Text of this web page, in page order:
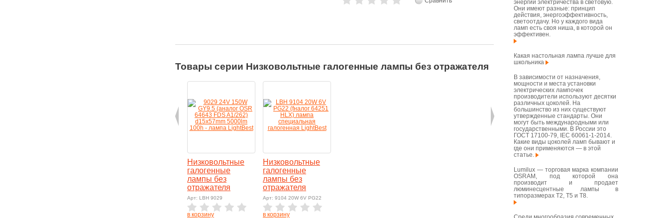
Товары серии Низковольтные галогенные лампы без отражателя
Низковольтные
галогенные
лампы без
отражателя
Арт: LBH 9029
в корзину
Низковольтные
галогенные
лампы без
отражателя
Арт: 9104 20W 6V PG22
в корзину
энергии электричества в световую.
Они имеют разные: принцип
действия, энергоэффективность,
светоотдачу. Но у каждого вида
ламп есть своя ниша, в которой он
эффективен.
Какая настольная лампа лучше для
школьника
В зависимости от назначения,
мощности и места установки
электрических лампочек
производители используют десятки
различных цоколей. На
большинство из них существуют
утвержденные стандарты. Они
могут быть международными или
государственными. В России это
ГОСТ 17100-79, IEC 60061-1-2014.
Какие виды цоколей ламп бывают и
где они применяются — в этой
статье.
Lumilux — торговая марка компании
OSRAM, под которой она
производит и продает
люминесцентные лампы в
типоразмерах T2, T5 и T8.